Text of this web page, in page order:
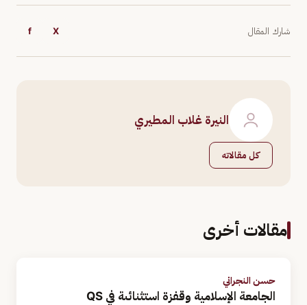
شارك المقال X
f
النيرة غلاب المطيري
كل مقالاته
مقالات أخرى
حسن النجراني
الجامعة الإسلامية وقفزة استثنائىة في QS